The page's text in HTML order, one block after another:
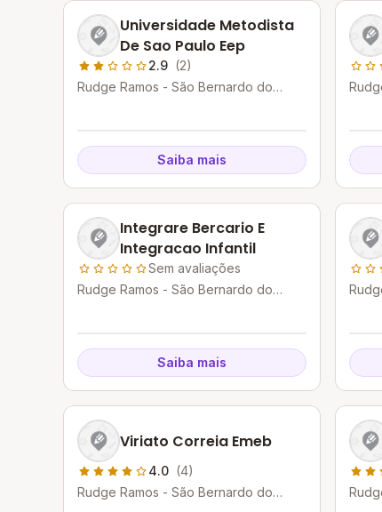
Universidade Metodista
De Sao Paulo Eep
2.9 (2)
Rudge Ramos - São Bernardo do
Saiba mais
Integrare Bercario E
Integracao Infantil
Sem avaliações
Rudge Ramos - São Bernardo do
Saiba mais
Viriato Correia Emeb
4.0 (4)
Rudge Ramos - São Bernardo do